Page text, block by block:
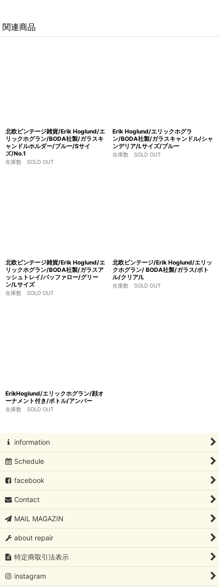
関連商品
北欧ビンテージ雑貨/Erik Hoglund/エ
リックホグラン/BODA社製/ガラスキ
ャンドルホルダー/ブルー/Sサイ
ズ/No.1
在庫数 SOLD OUT
Erik Hoglund/エリックホグラ
ン/BODA社製/ガラスキャンドル/シャ
ンデリア/Lサイズ/ブルー
在庫数 SOLD OUT
北欧ビンテージ雑貨/Erik Hoglund/エ
リックホグラン/BODA社製/ガラスア
ッシュトレイ/バッファロー/グリー
ン/Lサイズ
在庫数 SOLD OUT
北欧ビンテージ/Erik Hoglund/エリッ
クホグラン/ BODA社製/ガラス/ボト
ル/クリア/L
在庫数 SOLD OUT
ErikHoglund/エリックホグラン/顔オ
ーナメント付き/ボトル/アンバー
在庫数 SOLD OUT
information
Schedule
facebook
Contact
MAIL MAGAZIN
about repair
特定商取引法表示
instagram